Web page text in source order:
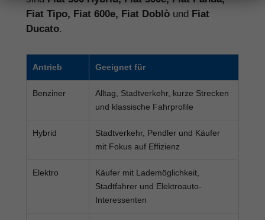
Fiat Tipo, Fiat 600e, Fiat Doblò und Fiat
Ducato.
Antrieb Geeignet für
Benziner
Alltag, Stadtverkehr, kurze Strecken
und klassische Fahrprofile
Hybrid
Stadtverkehr, Pendler und Käufer
mit Fokus auf Effizienz
Elektro
Käufer mit Lademöglichkeit,
Stadtfahrer und Elektroauto-
Interessenten